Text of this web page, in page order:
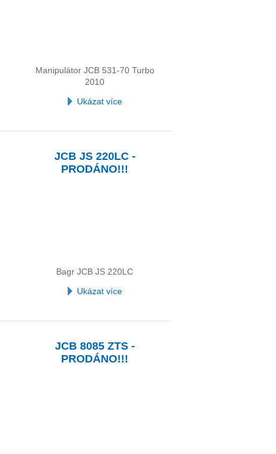
Manipulátor JCB 531-70 Turbo
2010
Ukázat více
JCB JS 220LC -
PRODÁNO!!!
Bagr JCB JS 220LC
Ukázat více
JCB 8085 ZTS -
PRODÁNO!!!